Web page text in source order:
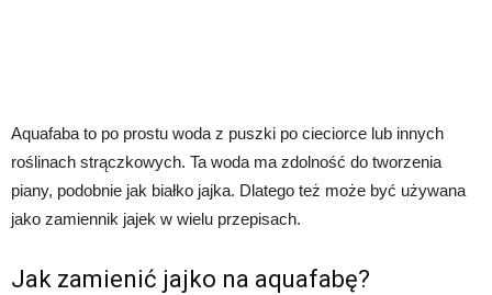
Aquafaba to po prostu woda z puszki po cieciorce lub innych
roślinach strączkowych. Ta woda ma zdolność do tworzenia
piany, podobnie jak białko jajka. Dlatego też może być używana
jako zamiennik jajek w wielu przepisach.
Jak zamienić jajko na aquafabę?